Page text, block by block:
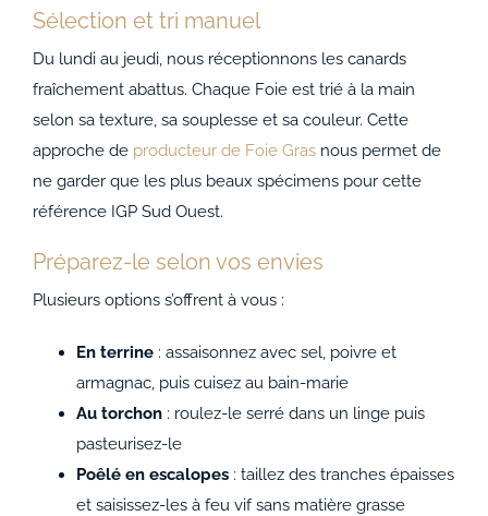
Sélection et tri manuel
Du lundi au jeudi, nous réceptionnons les canards
fraîchement abattus. Chaque Foie est trié à la main
selon sa texture, sa souplesse et sa couleur. Cette
approche de producteur de Foie Grasnous permet de
ne garder que les plus beaux spécimens pour cette
référence IGP Sud Ouest.
Préparez-le selon vos envies
Plusieurs options s’offrent à vous :
En terrine: assaisonnez avec sel, poivre et
armagnac, puis cuisez au bain-marie
Au torchon: roulez-le serré dans un linge puis
pasteurisez-le
Poêlé en escalopes: taillez des tranches épaisses
et saisissez-les à feu vif sans matière grasse